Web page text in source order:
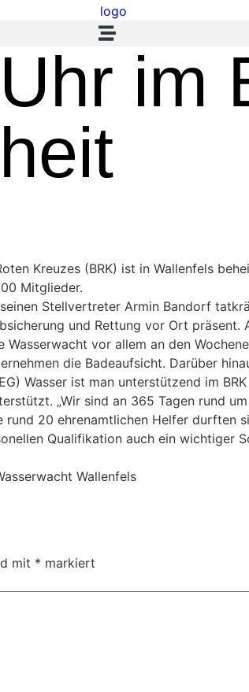
im
Kreuzes (BRK) ist in Wallenfels
Mitglieder.
Stellvertreter Armin Bandorf
und Rettung vor Ort
vor allem an den
die Badeaufsicht. Darüber
Wasser ist man unterstützend im
„Wir sind an 365 Tagen rund
20 ehrenamtlichen Helfer durften
Qualifikation auch ein wichtiger
Wallenfels
mit * markiert